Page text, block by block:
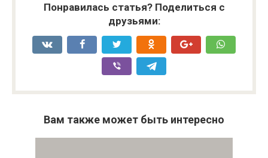
Понравилась статья? Поделиться с
друзьями:
Вам также может быть интересно